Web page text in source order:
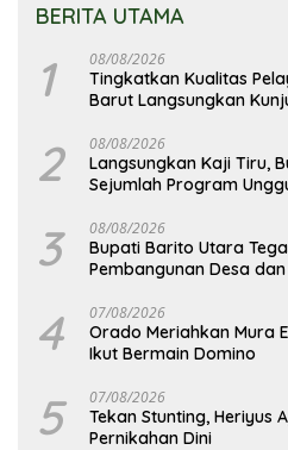
BERITA UTAMA
1 08/08/2026
Tingkatkan Kualitas
Barut Langsungkan
2 08/08/2026
Langsungkan Kaji Tiru,
Sejumlah Program
3 08/08/2026
Bupati Barito Utara
Pembangunan Desa
4 07/08/2026
Orado Meriahkan Mura
Ikut Bermain Domino
5 07/08/2026
Tekan Stunting, Heriyus
Pernikahan Dini